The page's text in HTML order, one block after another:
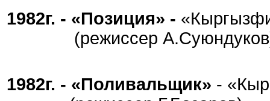
1982г. - «Позиция» -
(режиссер
1982г. - «Поливальщик» -